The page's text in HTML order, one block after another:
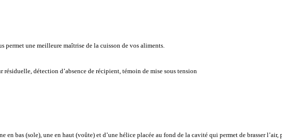
permet une meilleure maîtrise de la cuisson de vos aliments.
détection d’absence de récipient, témoin de mise sous tension
en bas (sole), une en haut (voûte) et d’une hélice placée au fond de la cavité qui permet de brasser